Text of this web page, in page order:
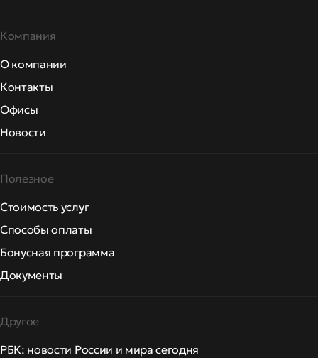
Компания
О компании
Контакты
Офисы
Новости
Полезное
Стоимость услуг
Способы оплаты
Бонусная программа
Документы
Другое
РБК: новости России и мира сегодня